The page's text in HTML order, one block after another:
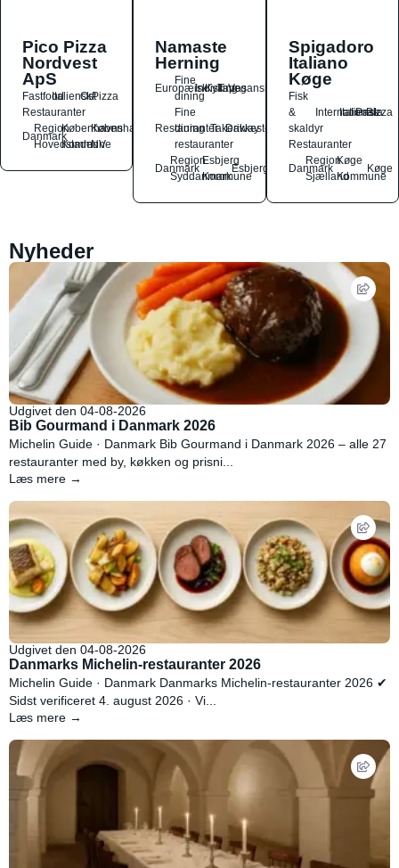
Pico Pizza
Nordvest
ApS
FastfoodItaliensk
OstPizza
Restauranter
Danmark
Region
Hovedstaden
Københavns
Kommune
København
NV
Namaste
Herning
Europæisk
Fine
dining
Indisk
Kylling
Tapas
Vegansk
Restauranter
Fine
dining
restauranter
Takeaway
Drikkesteder
Danmark
Region
Syddanmark
Esbjerg
Kommune
Esbjerg
Spigadoro
Italiano
Køge
Fisk
&
skaldyr
International
Italiensk
Pasta
Pizza
Restauranter
Danmark
Region
Sjælland
Køge
Kommune
Køge
Nyheder
Udgivet den 04-08-2026
Bib Gourmand i Danmark 2026
Michelin Guide · Danmark Bib Gourmand i Danmark 2026 – alle 27
restauranter med by, køkken og prisni...
Læs mere →
Udgivet den 04-08-2026
Danmarks Michelin-restauranter 2026
Michelin Guide · Danmark Danmarks Michelin-restauranter 2026 ✔
Sidst verificeret 4. august 2026 · Vi...
Læs mere →